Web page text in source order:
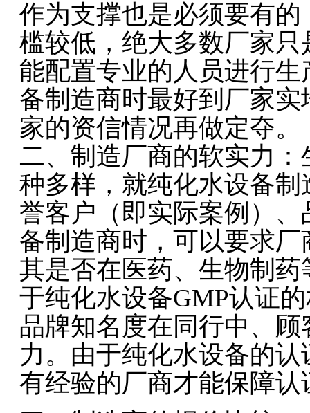
作为支撑也是必须要有
槛较低，绝大多数厂家
能配置专业的人员进行
备制造商时最好到厂家
家的资信情况再做定夺。
二、制造厂商的软实力
种多样，就纯化水设备
誉客户（即实际案例）
备制造商时，可以要求
其是否在医药、生物制
于纯化水设备GMP认证
品牌知名度在同行中、
力。由于纯化水设备的
有经验的厂商才能保障